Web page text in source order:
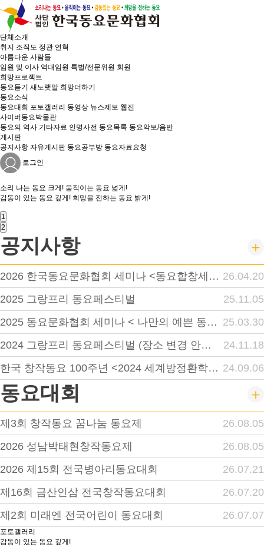
단체소개
취지 조직도 정관 연혁
아름다운 사람들
임원 및 이사 역대임원 특별/전문위원 회원
희망프로젝트
동요듣기 새노랫말 희망더하기
동요소식
동요대회 포토갤러리 동영상 뉴스제보 웹진
사이버동요박물관
동요의 역사 기타자료 인명사전 동요목록 동요악보/음반
게시판
공지사항 자유게시판 동요공부방 동요자료요청
로그인
소리 나는 동요 크게! 움직이는 동요 넓게!
감동이 있는 동요 깊게! 희망을 전하는 동요 밝게!
1
2
공지사항
2026 한국동요문화협회 세미나 <동요합창세미나> 26.04.20
2025 그랑프리 동요페스티벌
25.11.05
2025 동요문화협회 세미나 < 나만의 예쁜 동요 영상 만들기> 25.03.30
2024 그랑프리 동요페스티벌 (장소 변경 안내 첨부)
24.11.18
한국 창작동요 100주년 <2024 세계방정환학술대회. 수원> 24.09.06
동요대회
제3회 창작동요 꿈나눔 동요제
26.08.05
2026 성남박태현창작동요제
26.08.05
2026 제15회 전국병아리동요대회
26.07.21
제16회 금산인삼 전국창작동요대회
26.07.20
제2회 미래엔 전국어린이 동요대회
26.07.07
포토갤러리
감동이 있는 동요 깊게!